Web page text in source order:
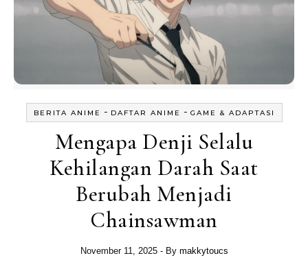
BERITA ANIME - DAFTAR ANIME - GAME & ADAPTASI
Mengapa Denji Selalu
Kehilangan Darah Saat
Berubah Menjadi
Chainsawman
November 11, 2025 - By makkytoucs